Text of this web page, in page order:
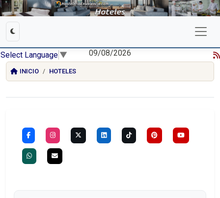
Select Language ▼ 09/08/2026
INICIO HOTELES